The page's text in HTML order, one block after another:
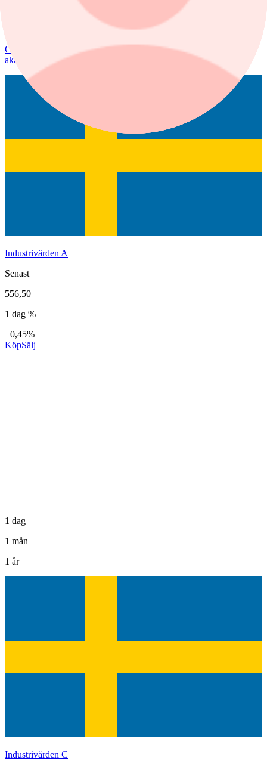
Höjd riktkurs för Nibe
Citigroup sänker riktkursen för Novo Nordisk. Här är dagens
aktierekommendationer.
Industrivärden A
Senast
556,50
1 dag %
−0,45%
KöpSälj
1 dag
1 mån
1 år
Industrivärden C